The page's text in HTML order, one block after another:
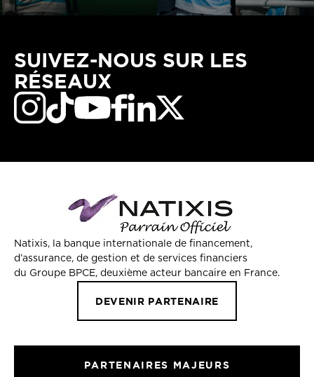
SUIVEZ-NOUS SUR LES
RÉSEAUX
Natixis, la banque internationale de financement,
d’assurance, de gestion et de services financiers
du Groupe BPCE, deuxième acteur bancaire en France.
DEVENIR PARTENAIRE
PARTENAIRES MAJEURS